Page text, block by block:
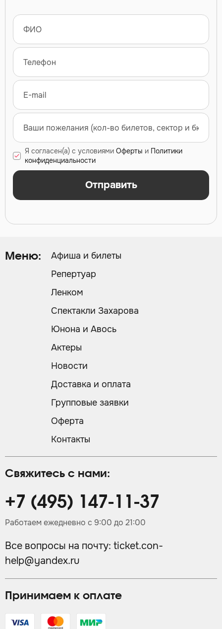
Я согласен(а) с условиями Оферты и Политики
конфиденциальности
Отправить
Принимаем к оплате
Свяжитесь с нами:
+7 (495) 147-11-37
Работаем ежедневно с 9:00 до 21:00
Все вопросы на почту: ticket.con-
help@yandex.ru
Меню:
Афиша и билеты
Репертуар
Ленком
Спектакли Захарова
Юнона и Авось
Актеры
Новости
Доставка и оплата
Групповые заявки
Оферта
Контакты